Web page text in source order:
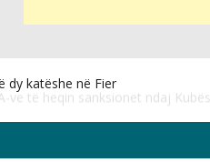
ve të heqin sanksionet ndaj Kubës